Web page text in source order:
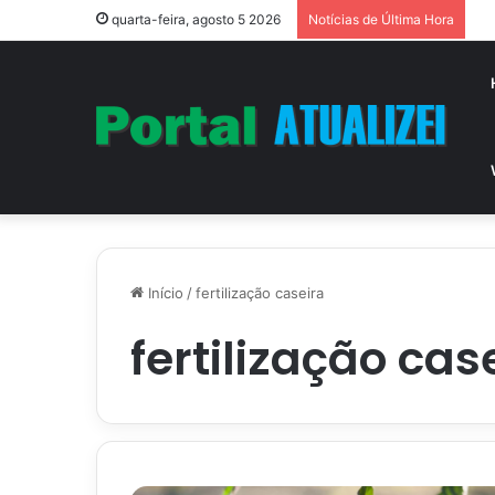
quarta-feira, agosto 5 2026 Notícias de Última Hora
Início /fertilização caseira
fertilização